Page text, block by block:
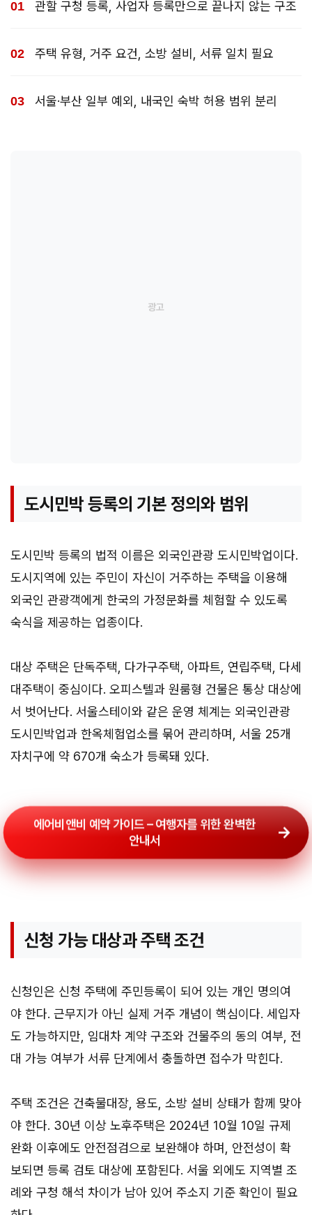
관할 구청 등록, 사업자 등록만으로 끝나지 않는 구조
주택 유형, 거주 요건, 소방 설비, 서류 일치 필요
서울·부산 일부 예외, 내국인 숙박 허용 범위 분리
도시민박 등록의 기본 정의와 범위
도시민박 등록의 법적 이름은 외국인관광 도시민박업이다.
도시지역에 있는 주민이 자신이 거주하는 주택을 이용해
외국인 관광객에게 한국의 가정문화를 체험할 수 있도록
숙식을 제공하는 업종이다.
대상 주택은 단독주택, 다가구주택, 아파트, 연립주택, 다세
대주택이 중심이다. 오피스텔과 원룸형 건물은 통상 대상에
서 벗어난다. 서울스테이와 같은 운영 체계는 외국인관광
도시민박업과 한옥체험업소를 묶어 관리하며, 서울 25개
자치구에 약 670개 숙소가 등록돼 있다.
에어비앤비 예약 가이드 – 여행자를 위한 완벽한
안내서
신청 가능 대상과 주택 조건
신청인은 신청 주택에 주민등록이 되어 있는 개인 명의여
야 한다. 근무지가 아닌 실제 거주 개념이 핵심이다. 세입자
도 가능하지만, 임대차 계약 구조와 건물주의 동의 여부, 전
대 가능 여부가 서류 단계에서 충돌하면 접수가 막힌다.
주택 조건은 건축물대장, 용도, 소방 설비 상태가 함께 맞아
야 한다. 30년 이상 노후주택은 2024년 10월 10일 규제
완화 이후에도 안전점검으로 보완해야 하며, 안전성이 확
보되면 등록 검토 대상에 포함된다. 서울 외에도 지역별 조
례와 구청 해석 차이가 남아 있어 주소지 기준 확인이 필요